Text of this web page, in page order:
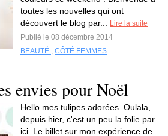
toutes les nouvelles qui ont
découvert le blog par...
Lire la suite
Publié le 08 décembre 2014
BEAUTÉ , CÔTÉ FEMMES
envies pour Noël
Hello mes tulipes adorées. Oulala,
depuis hier, c'est un peu la folie par
ici. Le billet sur mon expérience de